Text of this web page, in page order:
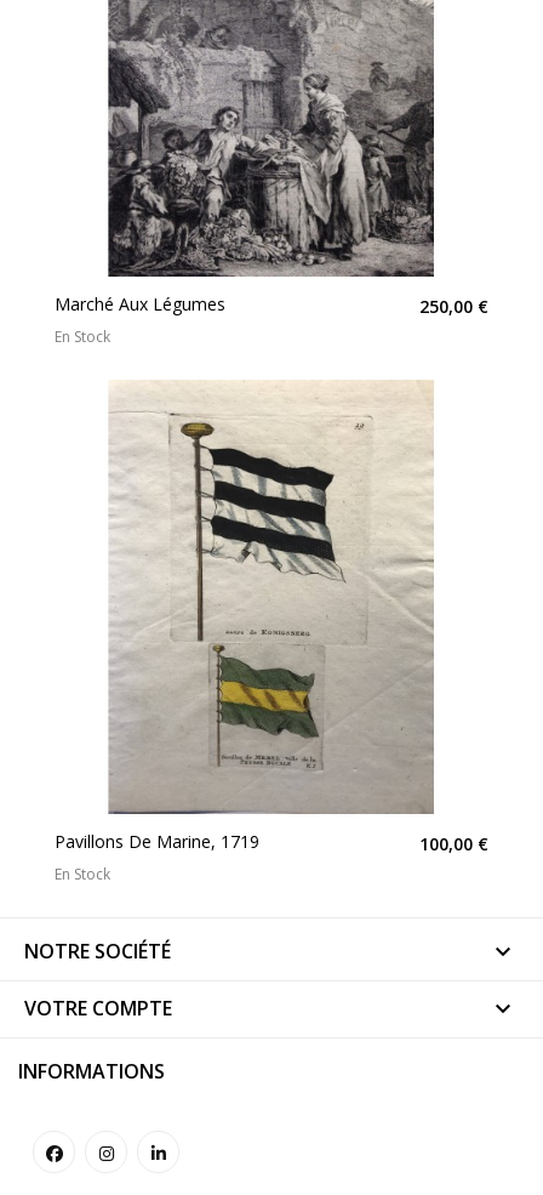
Marché Aux Légumes 250,00 €
En Stock
Pavillons De Marine, 1719 100,00 €
En Stock
NOTRE SOCIÉTÉ 
VOTRE COMPTE 
INFORMATIONS